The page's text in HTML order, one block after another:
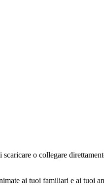
o collegare
ai tuoi familiari e ai tuoi